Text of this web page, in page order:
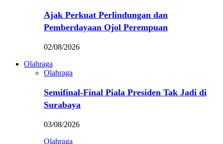
Ajak Perkuat Perlindungan dan
Pemberdayaan Ojol Perempuan
02/08/2026
Olahraga
Olahraga
Semifinal-Final Piala Presiden Tak Jadi di
Surabaya
03/08/2026
Olahraga